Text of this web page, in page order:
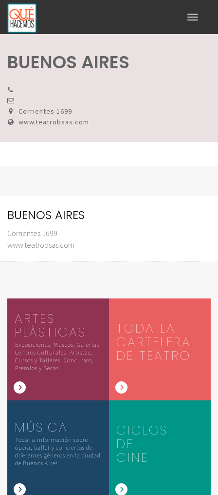
Toggle
BUENOS AIRES
Corrientes 1699
www.teatrobsas.com
BUENOS AIRES
Corrientes 1699
www.teatrobsas.com
ARTES
PLÁSTICAS
Exposiciones, Museos, Galerías,
Centros Culturales, Artistas,
Cursos y Talleres, Concursos,
Premios y Becas
TODA LA
CARTELERA
DE TEATRO
MÚSICA
Toda la información sobre
ópera, ballet y conciertos de
diferentes géneros en la ciudad
de Buenos Aires
CICLOS
DE
CINE